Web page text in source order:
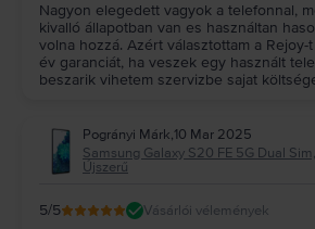
Nagyon elegedett vagyok a telefonnal,
kivalló állapotban van es használtan
volna hozzá. Azért választottam a
év garanciát, ha veszek egy használt
beszarik vihetem szervizbe sajat
Pogrányi Márk,10 Mar 2025
Samsung Galaxy S20 FE 5G Dual
Újszerű
5/5 Vásárlói vélemények